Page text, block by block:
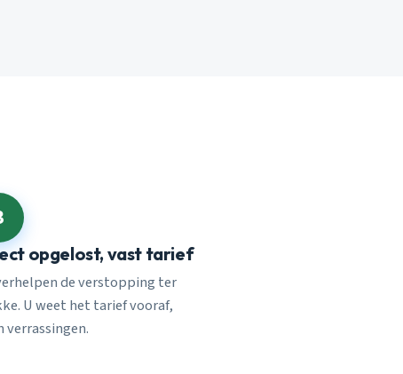
opgelost, vast tarief
de verstopping ter
U weet het tarief vooraf,
verrassingen.